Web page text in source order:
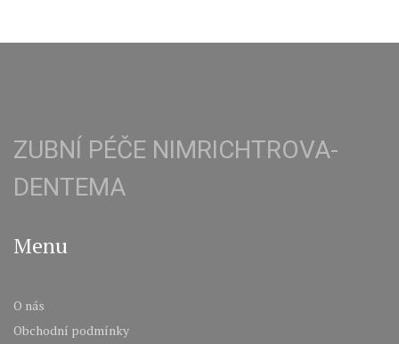
ZUBNÍ PÉČE NIMRICHTROVA-
DENTEMA
Menu
O nás
Obchodní podmínky